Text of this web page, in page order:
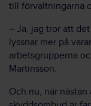
till förvaltningarna
– Ja, jag tror att
lyssnar mer på
arbetsgrupperna
Martinsson.
Och nu, när